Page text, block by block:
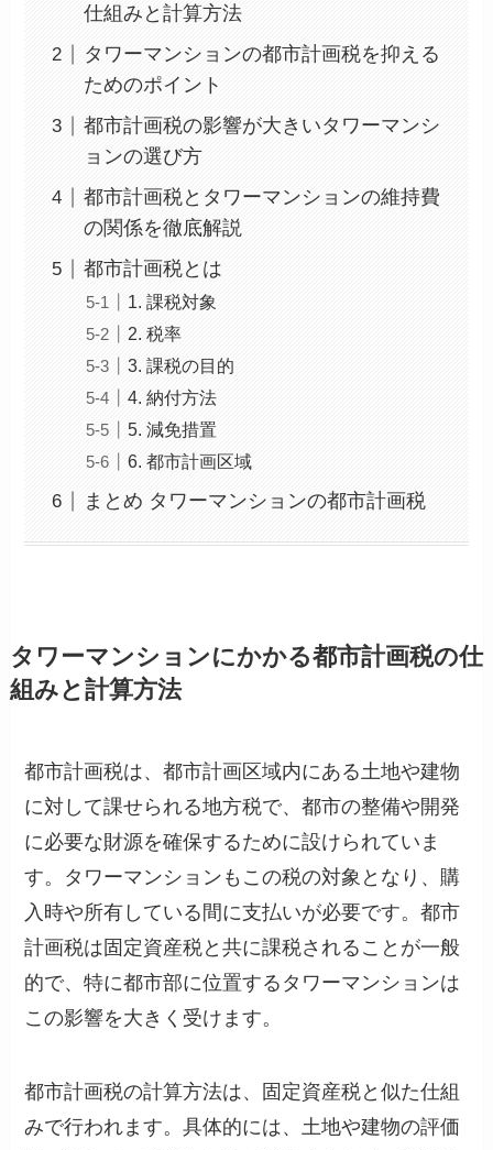
仕組みと計算方法
タワーマンションの都市計画税を抑える
ためのポイント
都市計画税の影響が大きいタワーマンシ
ョンの選び方
都市計画税とタワーマンションの維持費
の関係を徹底解説
都市計画税とは
1. 課税対象
2. 税率
3. 課税の目的
4. 納付方法
5. 減免措置
6. 都市計画区域
まとめ タワーマンションの都市計画税
タワーマンションにかかる都市計画税の仕
組みと計算方法
都市計画税は、都市計画区域内にある土地や建物
に対して課せられる地方税で、都市の整備や開発
に必要な財源を確保するために設けられていま
す。タワーマンションもこの税の対象となり、購
入時や所有している間に支払いが必要です。都市
計画税は固定資産税と共に課税されることが一般
的で、特に都市部に位置するタワーマンションは
この影響を大きく受けます。
都市計画税の計算方法は、固定資産税と似た仕組
みで行われます。具体的には、土地や建物の評価